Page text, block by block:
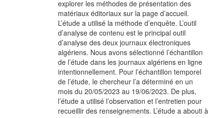
explorer les méthodes de présentation des
matériaux éditoriaux sur la page d’accueil.
L’étude a utilisé la méthode d’enquête. L’outil
d’analyse de contenu est le principal outil
d’analyse des deux journaux électroniques
algériens. Nous avons sélectionné l’échantillon
de l’étude dans les journaux algériens en ligne
intentionnellement. Pour l’échantillon temporel
de l’étude, le chercheur l’a déterminé en un
mois du 20/05/2023 au 19/06/2023. De plus,
l’étude a utilisé l’observation et l’entretien pour
recueillir des renseignements. L’étude a abouti à